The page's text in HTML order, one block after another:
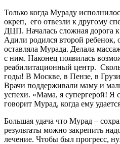
Только когда Мураду
окреп, его отвезли к другому
ДЦП. Началась сложная дорога
Адили родился второй ребенок,
оставляла Мурада. Делала
с ним. Наконец появилась
реабилитационный центр.
годы! В Москве, в Пензе, в
Врачи поддерживали маму и
успехи. «Мама, я супергерой! Я
говорит Мурад, когда ему
Большая удача что Мурад –
результаты можно закрепить
лечение. Чтобы был прогресс,